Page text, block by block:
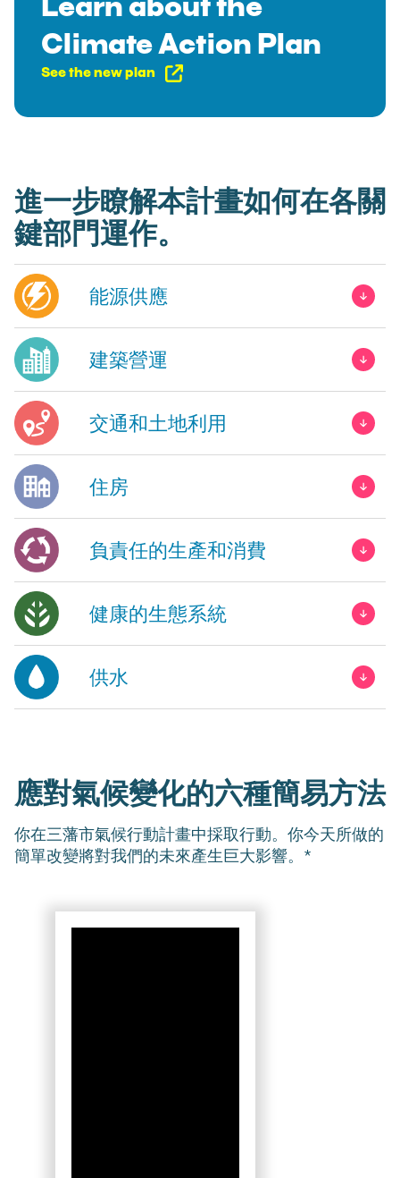
Climate Action Plan
See the new plan
進一步瞭解本計畫如何在各關
鍵部門運作。
能源供應
建築營運
交通和土地利用
住房
負責任的生產和消費
健康的生態系統
供水
應對氣候變化的六種簡易方法
你在三藩市氣候行動計畫中採取行動。你今天所做的
簡單改變將對我們的未來產生巨大影響。*